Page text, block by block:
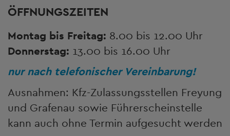
ÖFFNUNGSZEITEN
Montag bis Freitag: 8.00 bis 12.00 Uhr
Donnerstag: 13.00 bis 16.00 Uhr
nur nach telefonischer Vereinbarung!
Ausnahmen: Kfz-Zulassungsstellen Freyung
und Grafenau sowie Führerscheinstelle
kann auch ohne Termin aufgesucht werden